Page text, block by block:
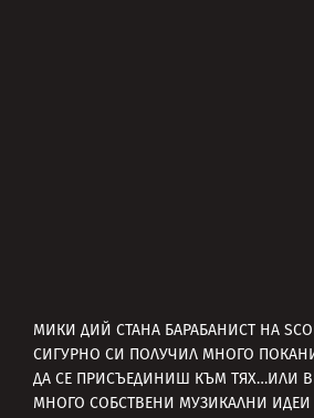
МИКИ ДИЙ СТАНА БАРАБАНИСТ НА
СИГУРНО СИ ПОЛУЧИЛ МНОГО
ДА СЕ ПРИСЪЕДИНИШ КЪМ ТЯХ…ИЛИ
МНОГО СОБСТВЕНИ МУЗИКАЛНИ